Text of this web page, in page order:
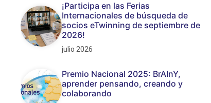
¡Participa en las Ferias
Internacionales de búsqueda de
socios eTwinning de septiembre de
2026!
julio 2026
Premio Nacional 2025: BrAInY,
aprender pensando, creando y
colaborando